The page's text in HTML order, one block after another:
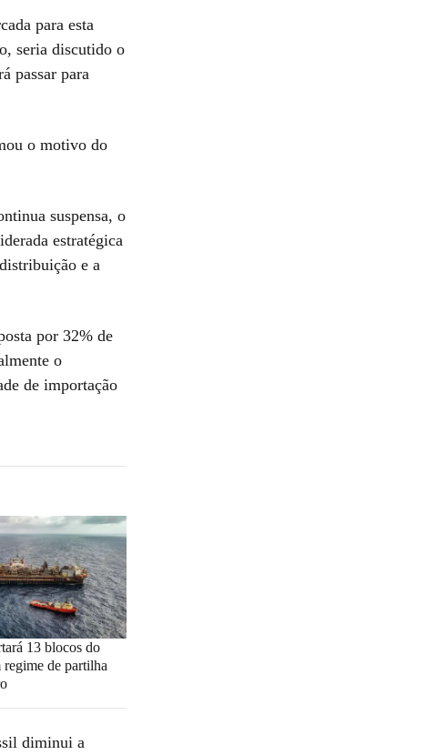
para esta
seria discutido o
passar para
o motivo do
suspensa, o
estratégica
e a
por 32% de
o
de importação
13 blocos do
regime de partilha
diminui a